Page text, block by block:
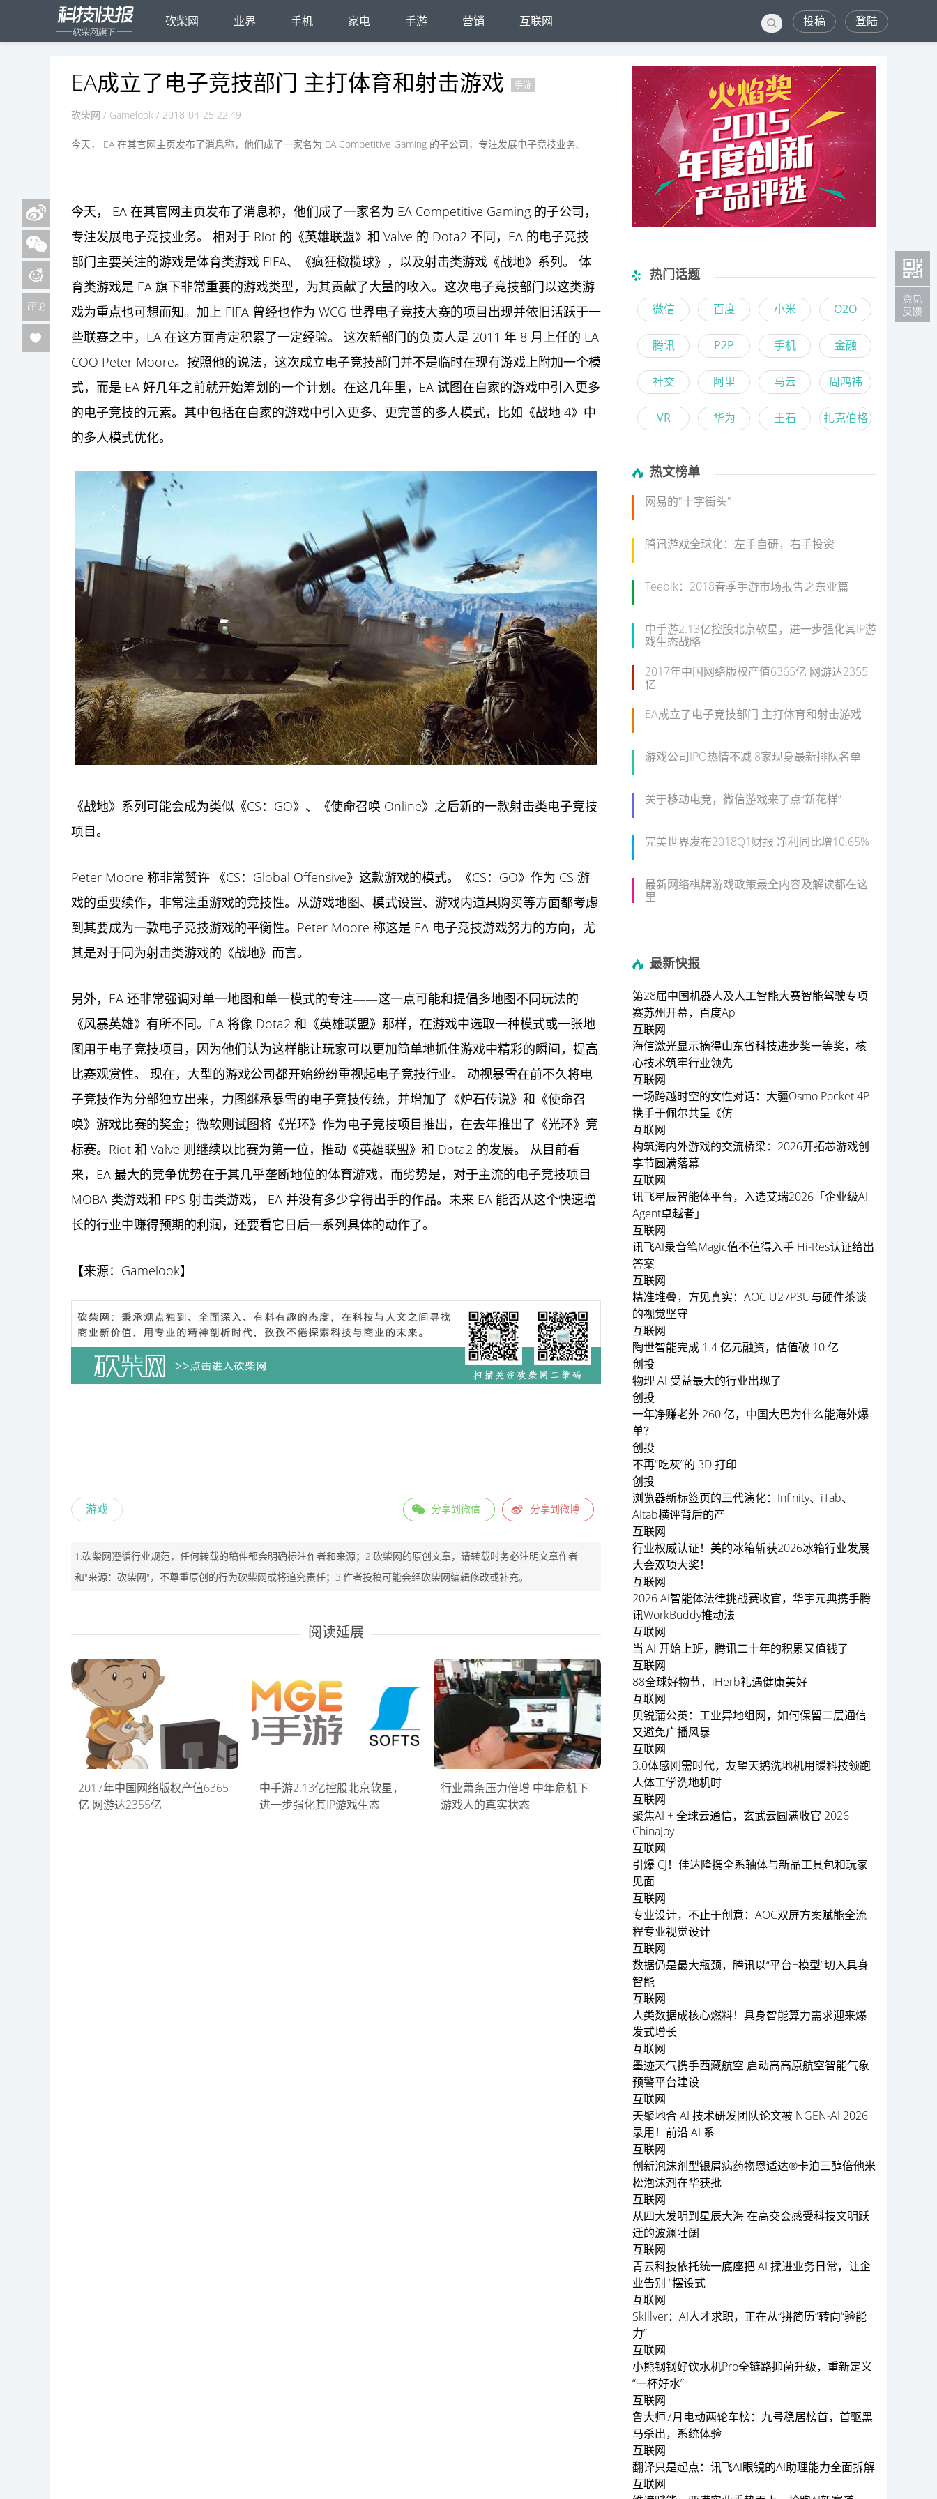
砍柴网 业界 手机 家电 手游 营销 互联网 登陆
投稿
EA成立了电子竞技部门 主打体育和射击游戏 手游
砍柴网 / Gamelook / 2018-04-25 22:49
今天， EA 在其官网主页发布了消息称，他们成了一家名为 EA Competitive Gaming 的子公司，专注发展电子竞技业务。
今天， EA 在其官网主页发布了消息称，他们成了一家名为 EA Competitive Gaming 的子公司，
专注发展电子竞技业务。 相对于 Riot 的《英雄联盟》和 Valve 的 Dota2 不同，EA 的电子竞技
部门主要关注的游戏是体育类游戏 FIFA、《疯狂橄榄球》，以及射击类游戏《战地》系列。 体
育类游戏是 EA 旗下非常重要的游戏类型，为其贡献了大量的收入。这次电子竞技部门以这类游
戏为重点也可想而知。加上 FIFA 曾经也作为 WCG 世界电子竞技大赛的项目出现并依旧活跃于一
些联赛之中，EA 在这方面肯定积累了一定经验。 这次新部门的负责人是 2011 年 8 月上任的 EA
COO Peter Moore。按照他的说法，这次成立电子竞技部门并不是临时在现有游戏上附加一个模
式，而是 EA 好几年之前就开始筹划的一个计划。在这几年里，EA 试图在自家的游戏中引入更多
的电子竞技的元素。其中包括在自家的游戏中引入更多、更完善的多人模式，比如《战地 4》中
的多人模式优化。
《战地》系列可能会成为类似《CS：GO》、《使命召唤 Online》之后新的一款射击类电子竞技
项目。
Peter Moore 称非常赞许 《CS：Global Offensive》这款游戏的模式。《CS：GO》作为 CS 游
戏的重要续作，非常注重游戏的竞技性。从游戏地图、模式设置、游戏内道具购买等方面都考虑
到其要成为一款电子竞技游戏的平衡性。Peter Moore 称这是 EA 电子竞技游戏努力的方向，尤
其是对于同为射击类游戏的《战地》而言。
另外，EA 还非常强调对单一地图和单一模式的专注——这一点可能和提倡多地图不同玩法的
《风暴英雄》有所不同。EA 将像 Dota2 和《英雄联盟》那样，在游戏中选取一种模式或一张地
图用于电子竞技项目，因为他们认为这样能让玩家可以更加简单地抓住游戏中精彩的瞬间，提高
比赛观赏性。 现在，大型的游戏公司都开始纷纷重视起电子竞技行业。 动视暴雪在前不久将电
子竞技作为分部独立出来，力图继承暴雪的电子竞技传统，并增加了《炉石传说》和《使命召
唤》游戏比赛的奖金；微软则试图将《光环》作为电子竞技项目推出，在去年推出了《光环》竞
标赛。Riot 和 Valve 则继续以比赛为第一位，推动《英雄联盟》和 Dota2 的发展。 从目前看
来，EA 最大的竞争优势在于其几乎垄断地位的体育游戏，而劣势是，对于主流的电子竞技项目
MOBA 类游戏和 FPS 射击类游戏， EA 并没有多少拿得出手的作品。未来 EA 能否从这个快速增
长的行业中赚得预期的利润，还要看它日后一系列具体的动作了。
【来源： Gamelook】
游戏 分享到微博
分享到微信
1.砍柴网遵循行业规范，任何转载的稿件都会明确标注作者和来源；2.砍柴网的原创文章，请转载时务必注明文章作者
和"来源：砍柴网"，不尊重原创的行为砍柴网或将追究责任；3.作者投稿可能会经砍柴网编辑修改或补充。
阅读延展
2017年中国网络版权产值6365
亿 网游达2355亿
中手游2.13亿控股北京软星，
进一步强化其IP游戏生态
行业萧条压力倍增 中年危机下
游戏人的真实状态
热门话题
微信 百度 小米 O2O
腾讯 P2P 手机 金融
社交 阿里 马云 周鸿祎
VR 华为 王石 扎克伯格
热文榜单
网易的"十字街头"
腾讯游戏全球化：左手自研，右手投资
Teebik：2018春季手游市场报告之东亚篇
中手游2.13亿控股北京软星，进一步强化其IP游
戏生态战略
2017年中国网络版权产值6365亿 网游达2355
亿
EA成立了电子竞技部门 主打体育和射击游戏
游戏公司IPO热情不减 8家现身最新排队名单
关于移动电竞，微信游戏来了点“新花样”
完美世界发布2018Q1财报 净利同比增10.65%
最新网络棋牌游戏政策最全内容及解读都在这
里
最新快报
第28届中国机器人及人工智能大赛智能驾驶专项
赛苏州开幕，百度Ap
互联网
海信激光显示摘得山东省科技进步奖一等奖，核
心技术筑牢行业领先
互联网
一场跨越时空的女性对话：大疆Osmo Pocket 4P
携手于佩尔共呈《仿
互联网
构筑海内外游戏的交流桥梁：2026开拓芯游戏创
享节圆满落幕
互联网
讯飞星辰智能体平台，入选艾瑞2026「企业级AI
Agent卓越者」
互联网
讯飞AI录音笔Magic值不值得入手 Hi-Res认证给出
答案
互联网
精准堆叠，方见真实：AOC U27P3U与硬件茶谈
的视觉坚守
互联网
陶世智能完成 1.4 亿元融资，估值破 10 亿
创投
物理 AI 受益最大的行业出现了
创投
一年净赚老外 260 亿，中国大巴为什么能海外爆
单？
创投
不再“吃灰”的 3D 打印
创投
浏览器新标签页的三代演化：Infinity、iTab、
AItab横评背后的产
互联网
行业权威认证！美的冰箱斩获2026冰箱行业发展
大会双项大奖！
互联网
2026 AI智能体法律挑战赛收官，华宇元典携手腾
讯WorkBuddy推动法
互联网
当 AI 开始上班，腾讯二十年的积累又值钱了
互联网
88全球好物节，iHerb礼遇健康美好
互联网
贝锐蒲公英：工业异地组网，如何保留二层通信
又避免广播风暴
互联网
3.0体感刚需时代，友望天鹅洗地机用暖科技领跑
人体工学洗地机时
互联网
聚焦AI + 全球云通信，玄武云圆满收官 2026
ChinaJoy
互联网
引爆 CJ！佳达隆携全系轴体与新品工具包和玩家
见面
互联网
专业设计，不止于创意：AOC双屏方案赋能全流
程专业视觉设计
互联网
数据仍是最大瓶颈，腾讯以“平台+模型”切入具身
智能
互联网
人类数据成核心燃料！具身智能算力需求迎来爆
发式增长
互联网
墨迹天气携手西藏航空 启动高高原航空智能气象
预警平台建设
互联网
天聚地合 AI 技术研发团队论文被 NGEN-AI 2026
录用！前沿 AI 系
互联网
创新泡沫剂型银屑病药物恩适达®卡泊三醇倍他米
松泡沫剂在华获批
互联网
从四大发明到星辰大海 在高交会感受科技文明跃
迁的波澜壮阔
互联网
青云科技依托统一底座把 AI 揉进业务日常，让企
业告别 “摆设式
互联网
Skillver：AI人才求职，正在从“拼简历”转向“验能
力”
互联网
小熊钢钢好饮水机Pro全链路抑菌升级，重新定义
“一杯好水”
互联网
鲁大师7月电动两轮车榜：九号稳居榜首，首驱黑
马杀出，系统体验
互联网
翻译只是起点：讯飞AI眼镜的AI助理能力全面拆解
互联网